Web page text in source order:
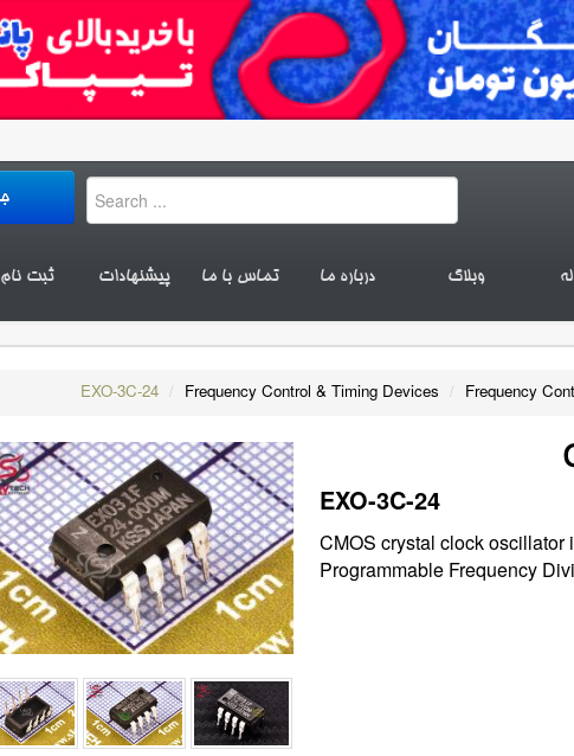
وبلاگ درباره ما تماس با ما پیشنهادات ثبت نام
Frequency
/
Frequency Control & Timing Devices
/
EXO-3C-24
EXO-3C-24
CMOS crystal clock
Programmable Frequency